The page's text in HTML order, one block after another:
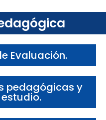
Evaluación.
pedagógicas y